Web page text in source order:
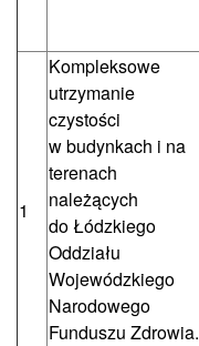
1
Kompleksowe
utrzymanie
czystości
w budynkach i na
terenach
należących
do Łódzkiego
Oddziału
Wojewódzkiego
Narodowego
Funduszu Zdrowia.